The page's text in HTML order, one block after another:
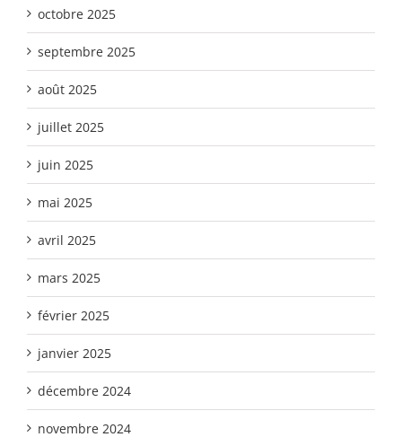
octobre 2025
septembre 2025
août 2025
juillet 2025
juin 2025
mai 2025
avril 2025
mars 2025
février 2025
janvier 2025
décembre 2024
novembre 2024